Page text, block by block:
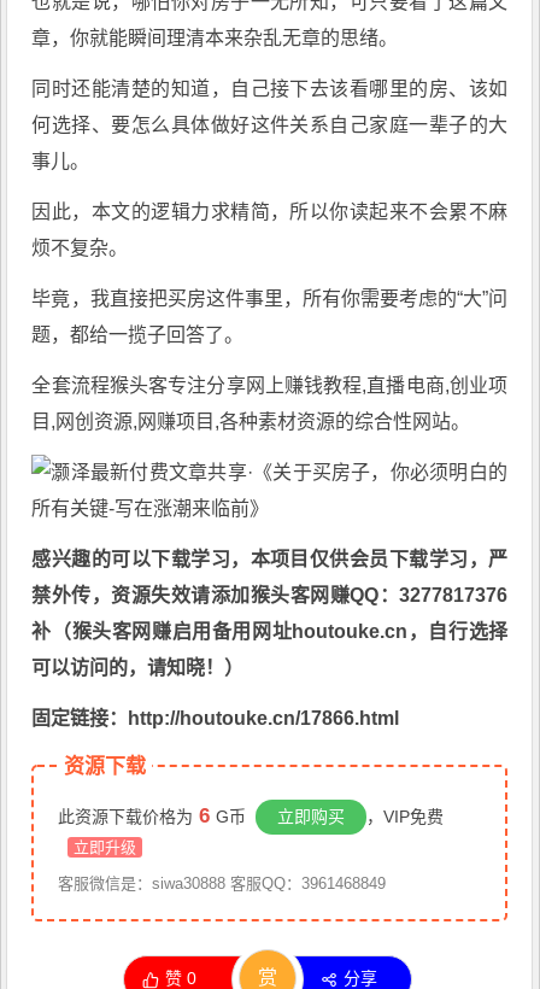
章，你就能瞬间理清本来杂乱无章的思绪。
同时还能清楚的知道，自己接下去该看哪里的房、该如
何选择、要怎么具体做好这件关系自己家庭一辈子的大
事儿。
因此，本文的逻辑力求精简，所以你读起来不会累不麻
烦不复杂。
毕竟，我直接把买房这件事里，所有你需要考虑的“大”问
题，都给一揽子回答了。
全套流程猴头客专注分享网上赚钱教程,直播电商,创业项
目,网创资源, 网赚项目 ,各种素材资源的综合性网站。
感兴趣的可以下载学习，本项目仅供会员下载学习，严
禁外传，资源失效请添加猴头客网赚QQ：3277817376
补（猴头客网赚启用备用网址houtouke.cn，自行选择
可以访问的，请知晓！）
固定链接：http://houtouke.cn/17866.html
资源下载
此资源下载价格为 6 G币 立即购买 ，VIP免费
立即升级
客服微信是：siwa30888 客服QQ：3961468849
赞0 赏 分享